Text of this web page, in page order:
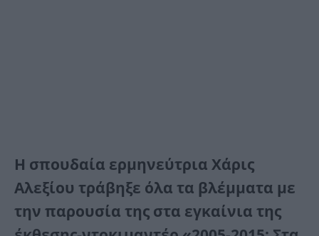
Η σπουδαία ερμηνεύτρια Χάρις
Αλεξίου τράβηξε όλα τα βλέμματα με
την παρουσία της στα εγκαίνια της